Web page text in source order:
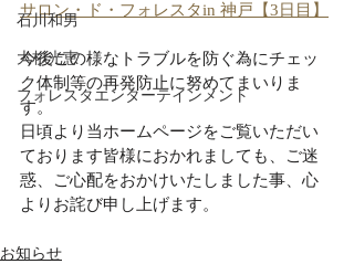
石川和男
大杉光恵
フォレスタエンターテインメント
サロン・ド・フォレスタin 神戸【3日目】
今後この様なトラブルを防ぐ為にチェッ
ク体制等の再発防止に努めてまいりま
す。
日頃より当ホームページをご覧いただい
ております皆様におかれましても、ご迷
惑、ご心配をおかけいたしました事、心
よりお詫び申し上げます。
お知らせ